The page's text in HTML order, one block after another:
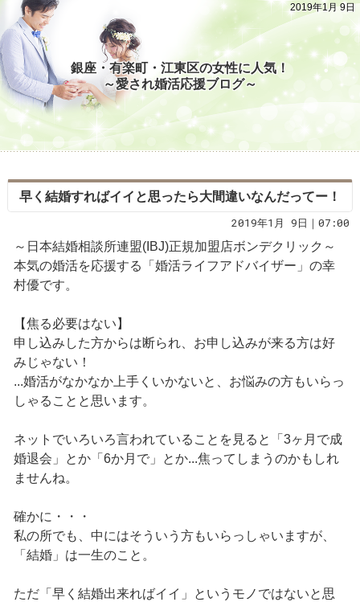
2019年1月 9日
銀座・有楽町・江東区の女性に人気！
～愛され婚活応援ブログ～
早く結婚すればイイと思ったら大間違いなんだってー！
2019年1月 9日｜07:00
～日本結婚相談所連盟(IBJ)正規加盟店ボンデクリック～
本気の婚活を応援する「婚活ライフアドバイザー」の幸
村優です。
【焦る必要はない】
申し込みした方からは断られ、お申し込みが来る方は好
みじゃない！
...婚活がなかなか上手くいかないと、お悩みの方もいらっ
しゃることと思います。
ネットでいろいろ言われていることを見ると「3ヶ月で成
婚退会」とか「6か月で」とか...焦ってしまうのかもしれ
ませんね。
確かに・・・
私の所でも、中にはそういう方もいらっしゃいますが、
「結婚」は一生のこと。
ただ「早く結婚出来ればイイ」というモノではないと思